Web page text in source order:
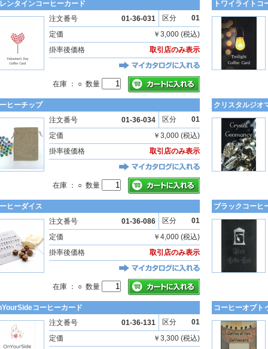
ンタインコーヒーカード
注文番号
01-36-031 区分
01
定価
￥3,000 (税込)
掛率後価格
取引店のみ表示
在庫 ： ○ 数量
トワイライトコ
ヒーチップ
注文番号
01-36-034 区分
01
定価
￥3,000 (税込)
掛率後価格
取引店のみ表示
在庫 ： ○ 数量
クリスタルジオ
ヒーダイス
注文番号
01-36-086 区分
01
定価
￥4,000 (税込)
掛率後価格
取引店のみ表示
在庫 ： ○ 数量
ブラックコーヒ
コーヒーカード
注文番号
01-36-131 区分
01
定価
￥3,300 (税込)
コーヒーオブト